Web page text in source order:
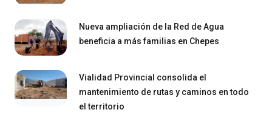
Nueva ampliación de la Red de Agua
beneficia a más familias en Chepes
Vialidad Provincial consolida el
mantenimiento de rutas y caminos en todo
el territorio